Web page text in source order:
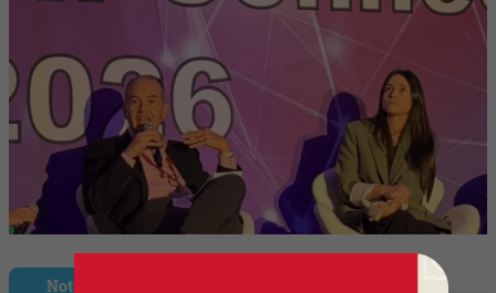
Nota Principal